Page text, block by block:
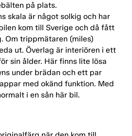
på plats.
skala är något solkig och har
kom till Sverige och då fått
Om trippmätaren (miles)
ut. Överlag är interiören i ett
sin ålder. Här finns lite lösa
under brädan och ett par
med okänd funktion. Med
i en sån här bil.